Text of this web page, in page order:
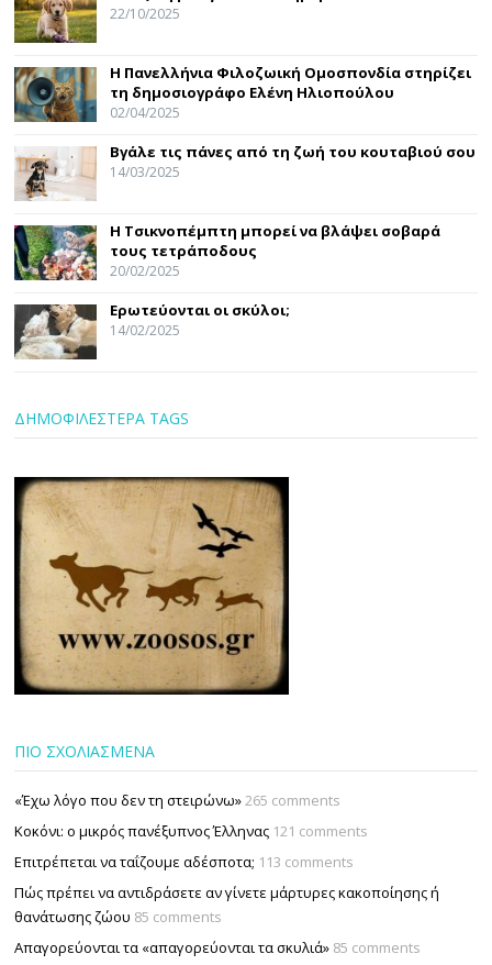
22/10/2025
Η Πανελλήνια Φιλοζωική Ομοσπονδία στηρίζει
τη δημοσιογράφο Ελένη Ηλιοπούλου
02/04/2025
Βγάλε τις πάνες από τη ζωή του κουταβιού σου
14/03/2025
Η Τσικνοπέμπτη μπορεί να βλάψει σοβαρά
τους τετράποδους
20/02/2025
Ερωτεύονται οι σκύλοι;
14/02/2025
ΔΗΜΟΦΙΛΕΣΤΕΡΑ TAGS
ΠΙΟ ΣΧΟΛΙΑΣΜΕΝΑ
«Έχω λόγο που δεν τη στειρώνω»265 comments
Κοκόνι: ο μικρός πανέξυπνος Έλληνας 121 comments
Επιτρέπεται να ταΐζουµε αδέσποτα; 113 comments
Πώς πρέπει να αντιδράσετε αν γίνετε μάρτυρες κακοποίησης ή
θανάτωσης ζώου 85 comments
Απαγορεύονται τα «απαγορεύονται τα σκυλιά» 85 comments